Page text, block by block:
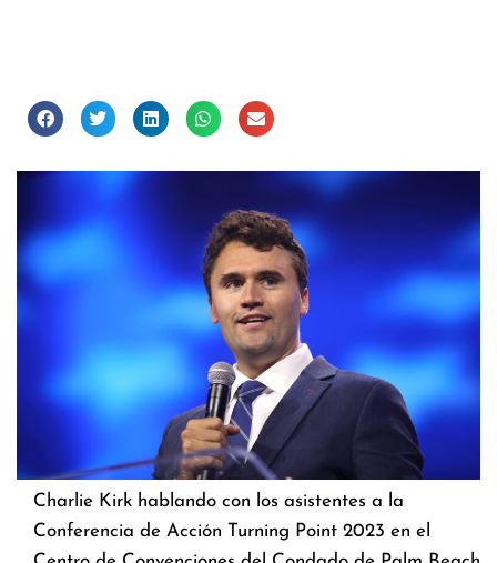
Charlie Kirk hablando con los asistentes a la
Conferencia de Acción Turning Point 2023 en el